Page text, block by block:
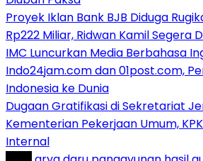
Proyek Iklan Bank BJB Diduga
Rp222 Miliar, Ridwan Kamil Segera
IMC Luncurkan Media Berbahasa
Indo24jam.com dan 01post.com,
Indonesia ke Dunia
Dugaan Gratifikasi di Sekretariat
Kementerian Pekerjaan Umum,
Internal